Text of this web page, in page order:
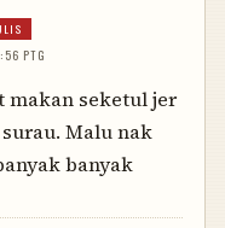
PTG
makan seketul jer
Malu nak
banyak